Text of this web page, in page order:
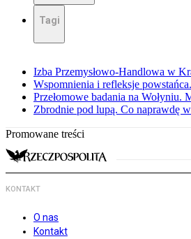
Tagi
Izba Przemysłowo-Handlowa w
Wspomnienia i refleksje
Przełomowe badania na
Zbrodnie pod lupą. Co naprawdę
Promowane treści
KONTAKT
O nas
Kontakt